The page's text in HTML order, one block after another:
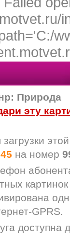
Природа
эту
на номер
GPRS.